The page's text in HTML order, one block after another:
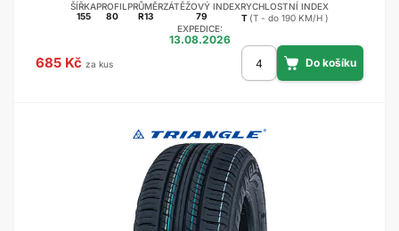
ŠÍŘKA
155
PROFIL
80
PRŮMĚR
R13
ZÁTĚŽOVÝ INDEX
79
RYCHLOSTNÍ INDEX
T (T - do 190 KM/H )
EXPEDICE:
13.08.2026
685 Kč za kus